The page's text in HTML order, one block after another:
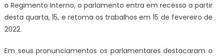
o Regimento Interno, o parlamento entra em recesso a partir
desta quarta, 15, e retoma os trabalhos em 15 de fevereiro de
2022.
Em seus pronunciamentos os parlamentares destacaram o